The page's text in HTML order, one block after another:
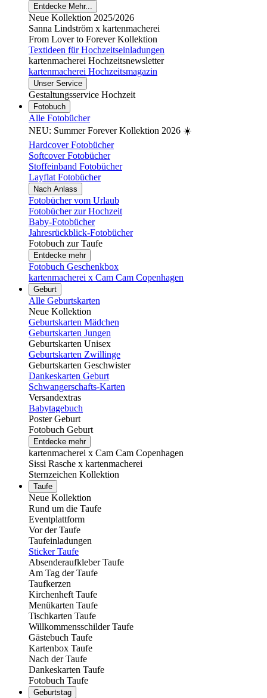
Entdecke Mehr...
Neue Kollektion 2025/2026
Sanna Lindström x kartenmacherei
From Lover to Forever Kollektion
Textideen für Hochzeitseinladungen
kartenmacherei Hochzeitsnewsletter
kartenmacherei Hochzeitsmagazin
Unser Service
Gestaltungsservice Hochzeit
Fotobuch
Alle Fotobücher
NEU: Summer Forever Kollektion 2026 ☀️
Hardcover Fotobücher
Softcover Fotobücher
Stoffeinband Fotobücher
Layflat Fotobücher
Nach Anlass
Fotobücher vom Urlaub
Fotobücher zur Hochzeit
Baby-Fotobücher
Jahresrückblick-Fotobücher
Fotobuch zur Taufe
Entdecke mehr
Fotobuch Geschenkbox
kartenmacherei x Cam Cam Copenhagen
Geburt
Alle Geburtskarten
Neue Kollektion
Geburtskarten Mädchen
Geburtskarten Jungen
Geburtskarten Unisex
Geburtskarten Zwillinge
Geburtskarten Geschwister
Dankeskarten Geburt
Schwangerschafts-Karten
Versandextras
Babytagebuch
Poster Geburt
Fotobuch Geburt
Entdecke mehr
kartenmacherei x Cam Cam Copenhagen
Sissi Rasche x kartenmacherei
Sternzeichen Kollektion
Taufe
Neue Kollektion
Rund um die Taufe
Eventplattform
Vor der Taufe
Taufeinladungen
Sticker Taufe
Absenderaufkleber Taufe
Am Tag der Taufe
Taufkerzen
Kirchenheft Taufe
Menükarten Taufe
Tischkarten Taufe
Willkommensschilder Taufe
Gästebuch Taufe
Kartenbox Taufe
Nach der Taufe
Dankeskarten Taufe
Fotobuch Taufe
Geburtstag